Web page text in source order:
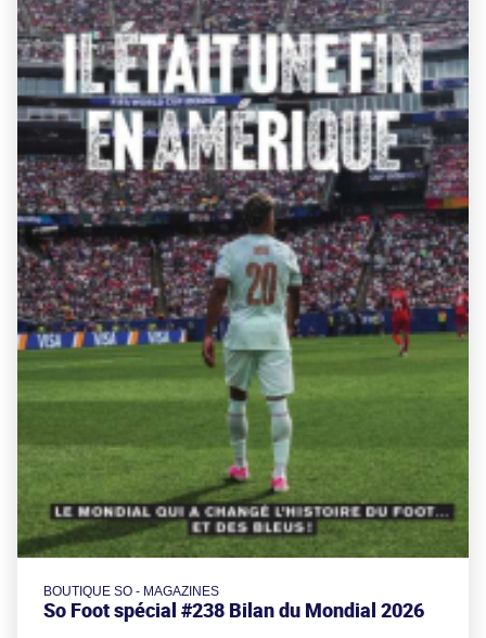
BOUTIQUE SO - MAGAZINES
So Foot spécial #238 Bilan du Mondial 2026